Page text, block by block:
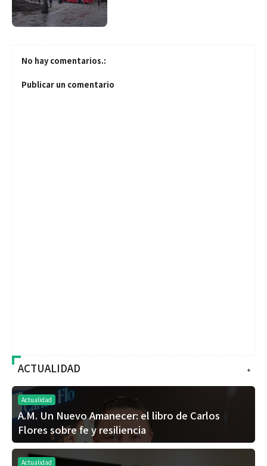
No hay comentarios.:
Publicar un comentario
+
ACTUALIDAD
Actualidad
A.M. Un Nuevo Amanecer: el libro de Carlos
Flores sobre fe y resiliencia
Actualidad